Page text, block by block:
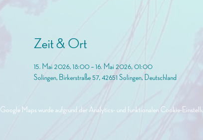
Zeit & Ort
15. Mai 2026, 18:00 – 16. Mai 2026, 01:00
Solingen, Birkerstraße 57, 42651 Solingen, Deutschland
Google Maps wurde aufgrund der Analytics- und funktionalen Cookie-